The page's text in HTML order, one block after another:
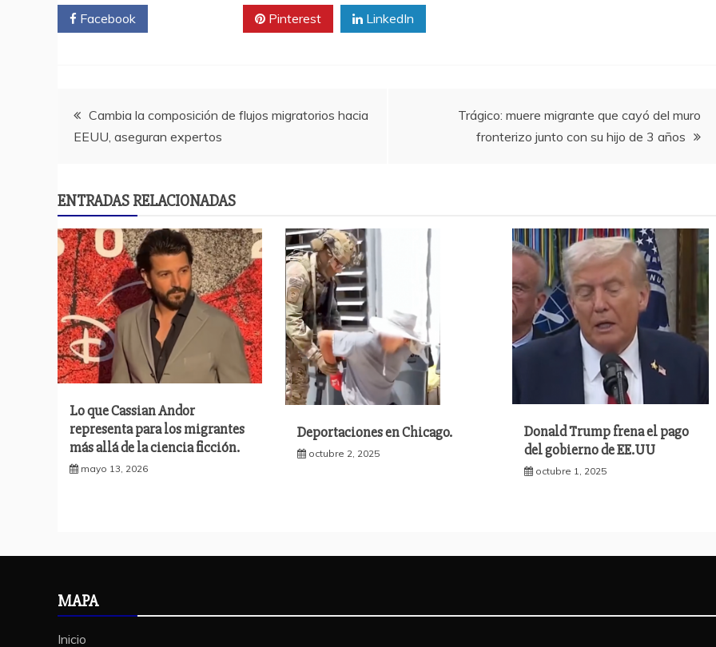
Facebook Pinterest LinkedIn
Navegación
de
entradas
Cambia la composición de flujos migratorios hacia
EEUU, aseguran expertos
Trágico: muere migrante que cayó del muro
fronterizo junto con su hijo de 3 años
ENTRADAS RELACIONADAS
Lo que Cassian Andor
representa para los migrantes
más allá de la ciencia ficción.
mayo 13, 2026
Deportaciones en Chicago.
octubre 2, 2025
Donald Trump frena el pago
del gobierno de EE.UU
octubre 1, 2025
MAPA
Inicio